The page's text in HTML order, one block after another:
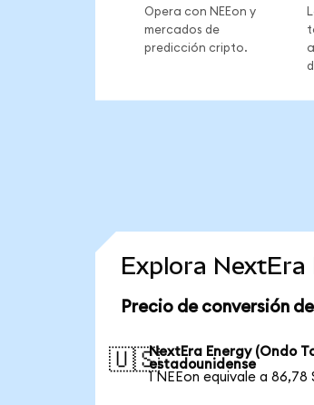
Opera con NEEon y
mercados de
predicción cripto.
Explora
Precio de conversión
🇺🇸NextEra Energy (Ondo
estadounidense
1 NEEon equivale a 86,78